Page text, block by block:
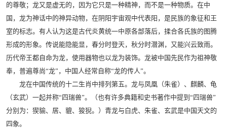
的尊敬；龙又是虚无的，因为它只是一种精神，而不是一种物质。在中
国，龙为神话中的神异动物，在阴阳宇宙观中代表阳，是民族的象征和王
室的标志。有人认为这是古代炎黄统一中原各部落后，揉合各氏族的图腾
形成的形象。传说能隐能显，春分时登天，秋分时潜渊，又能兴云致雨。
历代帝王都自命为龙，使用器物也以龙为装饰。龙被中国先民作为祖神敬
奉，普遍尊尚“龙”，中国人经常自称“龙的传人”。
龙在中国传统的十二生肖中排列第五。龙与凤凰（朱雀）、麒麟、龟
（玄武）一起并称“四瑞兽”。（也有许多典籍和史书著作中提到“四瑞兽”
分别为：猰貐、居、貔、狻猊。）青龙与白虎、朱雀、玄武是中国天文的
四象。